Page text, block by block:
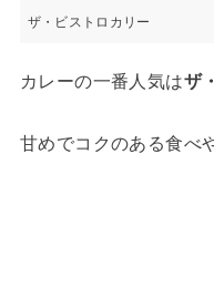
ザ・ビストロカリー
カレーの一番人気はザ
甘めでコクのある食べ